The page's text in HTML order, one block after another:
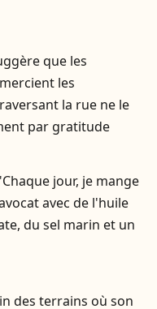
que les
les
la rue ne le
par gratitude
jour, je mange
avec de l'huile
du sel marin et un
des terrains où son